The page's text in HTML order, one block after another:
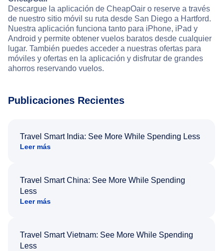
Descargue la aplicación de CheapOair o reserve a través
de nuestro sitio móvil su ruta desde San Diego a Hartford.
Nuestra aplicación funciona tanto para iPhone, iPad y
Android y permite obtener vuelos baratos desde cualquier
lugar. También puedes acceder a nuestras ofertas para
móviles y ofertas en la aplicación y disfrutar de grandes
ahorros reservando vuelos.
Publicaciones Recientes
Travel Smart India: See More While Spending Less
Leer más
Travel Smart China: See More While Spending
Less
Leer más
Travel Smart Vietnam: See More While Spending
Less